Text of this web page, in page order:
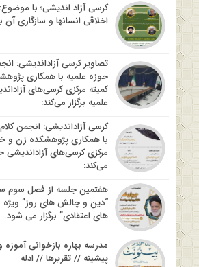
کرسی آزاد اندیشی؛ با
اخلاقی انسانها و سازگاری آن
تصاویر کرسی آزاداندیشی:
حوزه علمیه با همکاری
کمیته مرکزی کرسی‌های
علمیه برگزار می‌کند:
کرسی آزاداندیشی: انجمن
با همکاری پژوهشکده زن و
مرکزی کرسی‌های آزاداندیشی
می‌کند:
هفتمین جلسه از فصل
“دین و چالش های روز” ویژه
های اعتقادی” برگزار می شود.
مدرسه بهاره بازخوانی
پیشینه // تقریرها // ادله